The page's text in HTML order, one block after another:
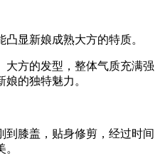
显新娘成熟大方的特质。
大方的发型，整体气质充满强
的独特魅力。
到膝盖，贴身修剪，经过时间